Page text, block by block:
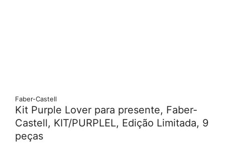
Faber-Castell
Kit Purple Lover para presente, Faber-
Castell, KIT/PURPLEL, Edição Limitada, 9
peças